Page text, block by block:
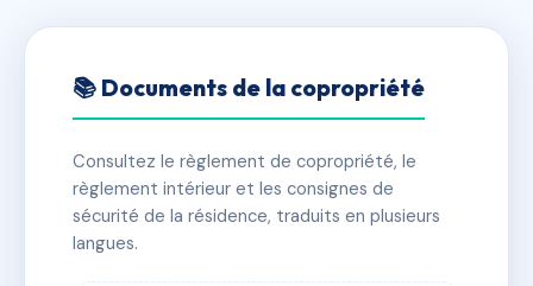
RESIDENCE HOCHE
✓ Immatriculée 🏠 17 lots 🏗 1 bâtiment(s)
📞 Contacter Syndic Digital
📚 Documents de la copropriété
Consultez le règlement de copropriété, le
règlement intérieur et les consignes de
sécurité de la résidence, traduits en plusieurs
langues.